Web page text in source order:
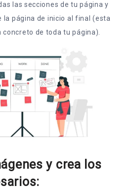
las secciones de tu página y
la página de inicio al final (esta
de toda tu página).
y crea los